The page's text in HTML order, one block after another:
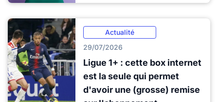
Actualité
29/07/2026
Ligue 1+ : cette box internet
est la seule qui permet
d'avoir une (grosse) remise